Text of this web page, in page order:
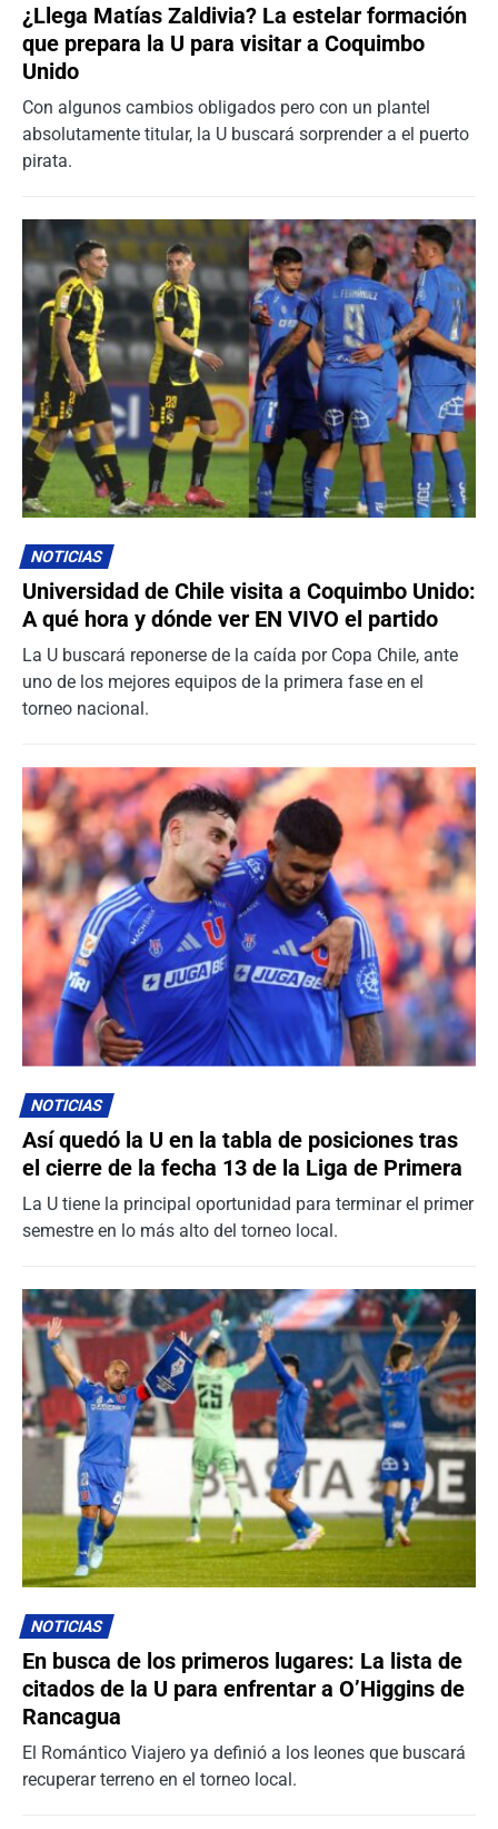
¿Llega Matías Zaldivia? La estelar formación
que prepara la U para visitar a Coquimbo
Unido
Con algunos cambios obligados pero con un plantel
absolutamente titular, la U buscará sorprender a el puerto
pirata.
NOTICIAS
Universidad de Chile visita a Coquimbo Unido:
A qué hora y dónde ver EN VIVO el partido
La U buscará reponerse de la caída por Copa Chile, ante
uno de los mejores equipos de la primera fase en el
torneo nacional.
NOTICIAS
Así quedó la U en la tabla de posiciones tras
el cierre de la fecha 13 de la Liga de Primera
La U tiene la principal oportunidad para terminar el primer
semestre en lo más alto del torneo local.
NOTICIAS
En busca de los primeros lugares: La lista de
citados de la U para enfrentar a O’Higgins de
Rancagua
El Romántico Viajero ya definió a los leones que buscará
recuperar terreno en el torneo local.